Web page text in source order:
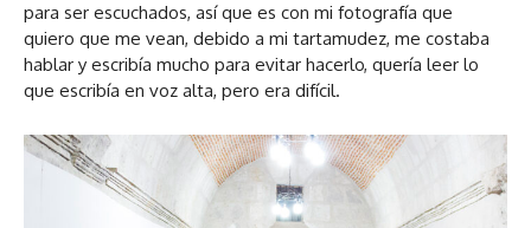
para ser escuchados, así que es con mi fotografía que
quiero que me vean, debido a mi tartamudez, me costaba
hablar y escribía mucho para evitar hacerlo, quería leer lo
que escribía en voz alta, pero era difícil.